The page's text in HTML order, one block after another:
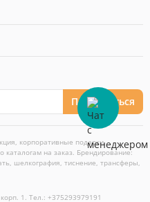
Подписаться
корпоративные подарки,
каталогам на заказ. Брендирование:
шелкография, тиснение, трансферы,
1. Тел.: +375293979191